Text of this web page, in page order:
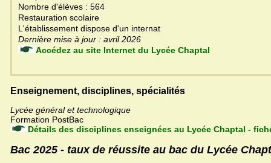
Nombre d'élèves : 564
Restauration scolaire
L'établissement dispose d'un internat
Dernière mise à jour : avril 2026
Accédez au site Internet du Lycée Chaptal
Enseignement, disciplines, spécialités
Lycée général et technologique
Formation PostBac
Détails des disciplines enseignées au Lycée Chaptal -
Bac 2025 - taux de réussite au bac du Lycée